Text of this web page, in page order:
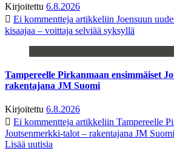
Kirjoitettu 6.8.2026
Ei kommentteja artikkeliin Joensuun
kisaajaa – voittaja selviää syksyllä
Tampereelle Pirkanmaan ensimmäiset
rakentajana JM Suomi
Kirjoitettu 6.8.2026
Ei kommentteja artikkeliin Tampereelle
Joutsenmerkki-talot – rakentajana JM Suomi
Lisää uutisia